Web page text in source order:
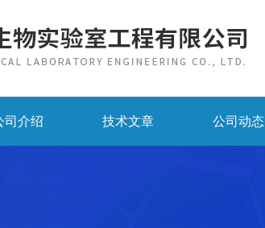
司介绍 技术文章 公司动态